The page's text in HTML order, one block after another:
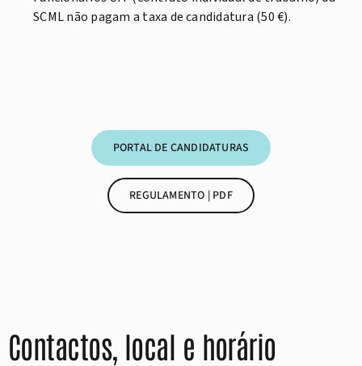
SCML não pagam a taxa de candidatura (50 €).
PORTAL DE CANDIDATURAS
REGULAMENTO | PDF
Contactos, local e horário